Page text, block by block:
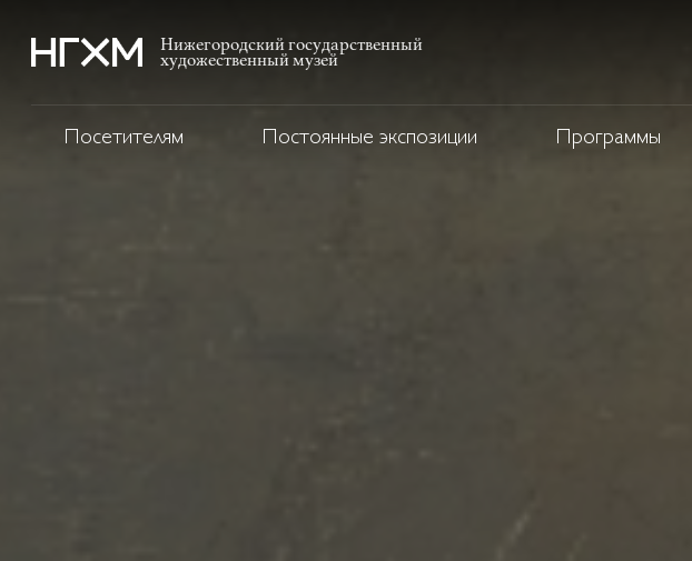
Нижегородский государственный
художественный музей
Посетителям Постоянные экспозиции Программы